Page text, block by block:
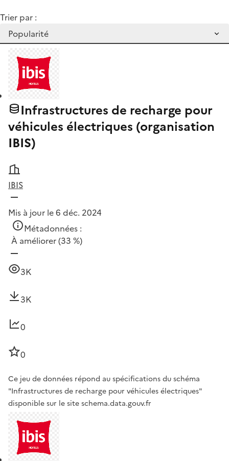
Trier par :
Infrastructures de recharge pour
véhicules électriques (organisation
IBIS)
IBIS
Mis à jour le 6 déc. 2024
Métadonnées :
À améliorer(33 %)
3K
3K
0
0
Ce jeu de données répond au spécifications du schéma
"Infrastructures de recharge pour véhicules électriques"
disponible sur le site schema.data.gouv.fr